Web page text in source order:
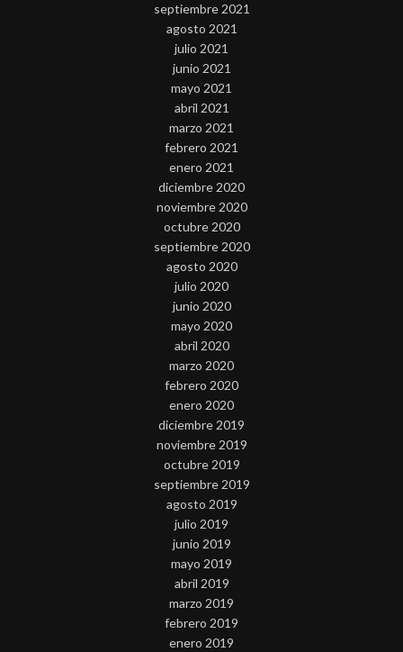
septiembre 2021
agosto 2021
julio 2021
junio 2021
mayo 2021
abril 2021
marzo 2021
febrero 2021
enero 2021
diciembre 2020
noviembre 2020
octubre 2020
septiembre 2020
agosto 2020
julio 2020
junio 2020
mayo 2020
abril 2020
marzo 2020
febrero 2020
enero 2020
diciembre 2019
noviembre 2019
octubre 2019
septiembre 2019
agosto 2019
julio 2019
junio 2019
mayo 2019
abril 2019
marzo 2019
febrero 2019
enero 2019